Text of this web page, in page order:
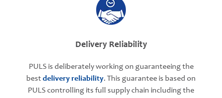
Delivery Reliability
PULS is deliberately working on guaranteeing the
bestdelivery reliability. This guarantee is based on
PULS controlling its full supply chain including the